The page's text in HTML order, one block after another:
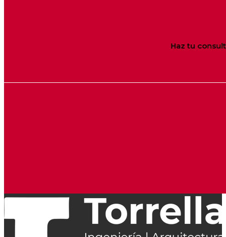
Haz tu